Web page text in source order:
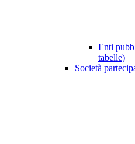
Enti
tabelle)
Società